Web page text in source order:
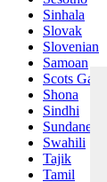
Sinhala
Slovak
Slovenian
Samoan
Scots Gaelic
Shona
Sindhi
Sundanese
Swahili
Tajik
Tamil